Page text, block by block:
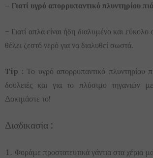
– Γιατί υγρό απορρυπαντικό πλυντηρίου
– Γιατί απλά είναι ήδη διαλυμένο και
θέλει ζεστό νερό για να διαλυθεί σωστά.
Tip : Το υγρό απορρυπαντικό πλυντηρίου
δουλειές και για το πλύσιμο τηγανιών
Δοκιμάστε το!
Διαδικασία :
Φοράμε προστατευτικά γάντια στα χέρια